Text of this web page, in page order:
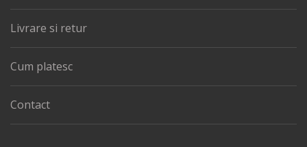
Livrare si retur
Cum platesc
Contact